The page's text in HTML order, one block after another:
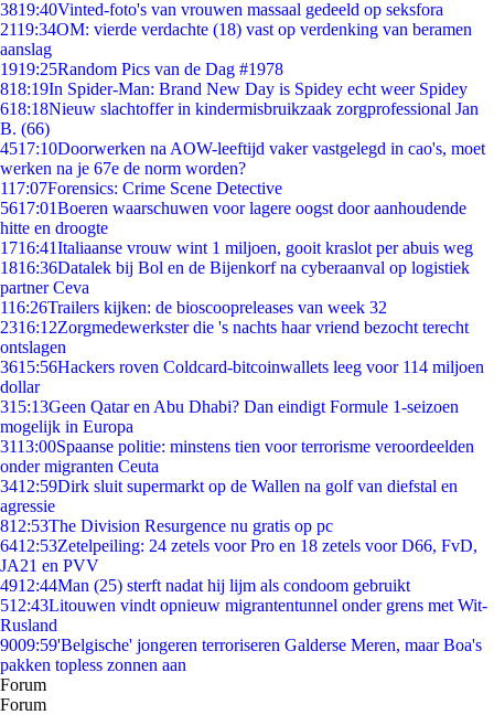
3819:40Vinted-foto's van vrouwen massaal gedeeld op seksfora
2119:34OM: vierde verdachte (18) vast op verdenking van beramen
aanslag
1919:25Random Pics van de Dag #1978
818:19In Spider-Man: Brand New Day is Spidey echt weer Spidey
618:18Nieuw slachtoffer in kindermisbruikzaak zorgprofessional Jan
B. (66)
4517:10Doorwerken na AOW-leeftijd vaker vastgelegd in cao's, moet
werken na je 67e de norm worden?
117:07Forensics: Crime Scene Detective
5617:01Boeren waarschuwen voor lagere oogst door aanhoudende
hitte en droogte
1716:41Italiaanse vrouw wint 1 miljoen, gooit kraslot per abuis weg
1816:36Datalek bij Bol en de Bijenkorf na cyberaanval op logistiek
partner Ceva
116:26Trailers kijken: de bioscoopreleases van week 32
2316:12Zorgmedewerkster die 's nachts haar vriend bezocht terecht
ontslagen
3615:56Hackers roven Coldcard-bitcoinwallets leeg voor 114 miljoen
dollar
315:13Geen Qatar en Abu Dhabi? Dan eindigt Formule 1-seizoen
mogelijk in Europa
3113:00Spaanse politie: minstens tien voor terrorisme veroordeelden
onder migranten Ceuta
3412:59Dirk sluit supermarkt op de Wallen na golf van diefstal en
agressie
812:53The Division Resurgence nu gratis op pc
6412:53Zetelpeiling: 24 zetels voor Pro en 18 zetels voor D66, FvD,
JA21 en PVV
4912:44Man (25) sterft nadat hij lijm als condoom gebruikt
512:43Litouwen vindt opnieuw migrantentunnel onder grens met Wit-
Rusland
9009:59'Belgische' jongeren terroriseren Galderse Meren, maar Boa's
pakken topless zonnen aan
Forum
Forum